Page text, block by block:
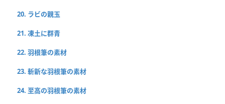
20. ラビの親玉
21. 凍土に群青
22. 羽根筆の素材
23. 斬新な羽根筆の素材
24. 至高の羽根筆の素材